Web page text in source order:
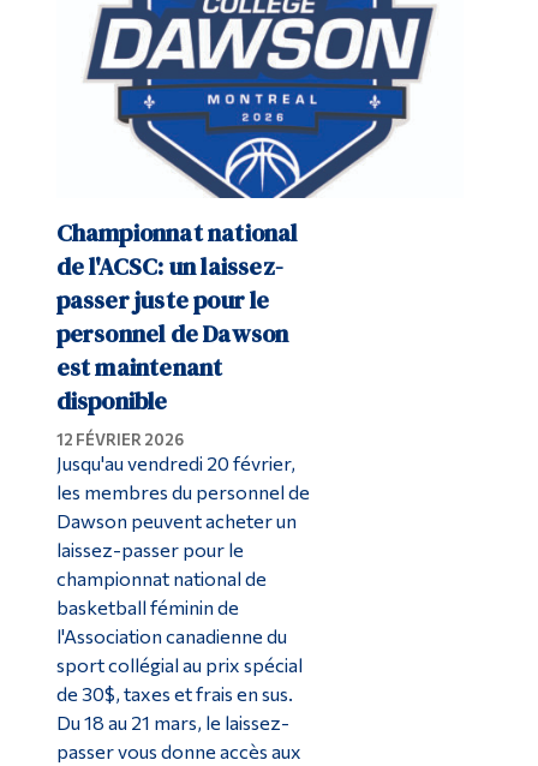
Championnat national
de l'ACSC: un laissez-
passer juste pour le
personnel de Dawson
est maintenant
disponible
12 FÉVRIER 2026
Jusqu'au vendredi 20 février,
les membres du personnel de
Dawson peuvent acheter un
laissez-passer pour le
championnat national de
basketball féminin de
l'Association canadienne du
sport collégial au prix spécial
de 30$, taxes et frais en sus.
Du 18 au 21 mars, le laissez-
passer vous donne accès aux